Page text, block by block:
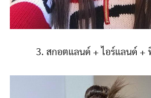
3. สกอตแลนด์ + ไอร์แลนด์